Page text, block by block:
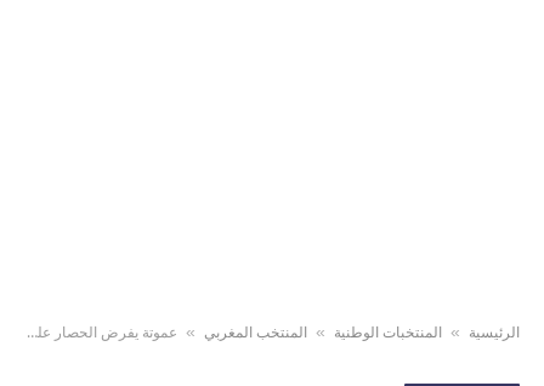
الرئيسية » المنتخبات الوطنية » المنتخب المغربي » عموتة يفرض الحصار على المحليين خوفا من أعين جمال بلماضي